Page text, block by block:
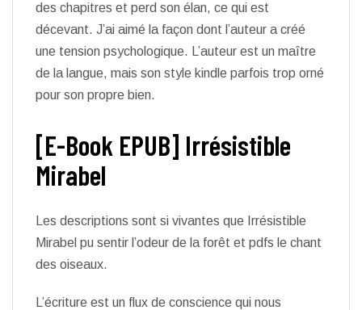
des chapitres et perd son élan, ce qui est
décevant. J’ai aimé la façon dont l’auteur a créé
une tension psychologique. L’auteur est un maître
de la langue, mais son style kindle parfois trop orné
pour son propre bien.
[E-Book EPUB] Irrésistible
Mirabel
Les descriptions sont si vivantes que Irrésistible
Mirabel pu sentir l’odeur de la forêt et pdfs le chant
des oiseaux.
L’écriture est un flux de conscience qui nous